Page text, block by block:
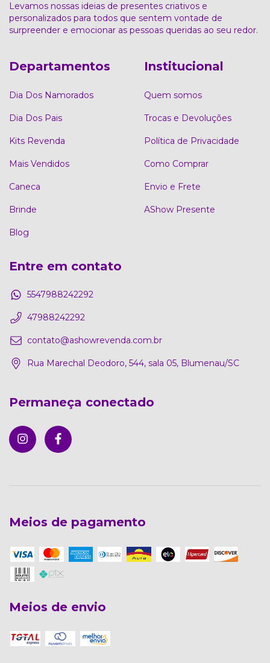
Levamos nossas ideias de presentes criativos e
personalizados para todos que sentem vontade de
surpreender e emocionar as pessoas queridas ao seu redor.
Departamentos
Dia Dos Namorados
Dia Dos Pais
Kits Revenda
Mais Vendidos
Caneca
Brinde
Blog
Institucional
Quem somos
Trocas e Devoluções
Política de Privacidade
Como Comprar
Envio e Frete
AShow Presente
Entre em contato
5547988242292
47988242292
contato@ashowrevenda.com.br
Rua Marechal Deodoro, 544, sala 05, Blumenau/SC
Permaneça conectado
Meios de pagamento
Meios de envio